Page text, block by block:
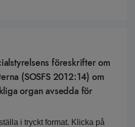
föreskrifter om
(SOSFS 2012:14) om
organ avsedda för
i tryckt format. Klicka på